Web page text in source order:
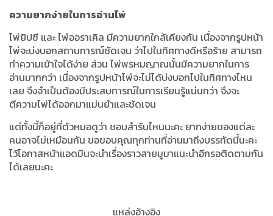
ความยากง่ายในการอ่านไพ่
ไพ่ยิปซี และ ไพ่ออราเคิล มีความยากใกล้เคียงกัน เนื่องจากรูปหน้า
ไพ่จะบ่งบอกสถานการณ์ชัดเจน ว่าไปในทิศทางดีหรือร้าย สามารถ
ทำความเข้าใจได้ง่าย ส่วน ไพ่พรหมญาณนั้นมีความยากในการ
อ่านมากกว่า เนื่องจากรูปหน้าไพ่จะไม่ได้บ่งบอกไปในทิศทางไหน
เลย จึงจำเป็นต้องมีประสบการณ์ในการเรียนรู้แน่นกว่า จึงจะ
ตีความไพ่ได้ออกมาแม่นยำและชัดเจน
แต่ทั้งนี้ก็อยู่ที่ตัวหมอดูว่า ชอบสำรับไหนนะคะ ยากง่ายของแต่ละ
คนอาจไม่เหมือนกัน ขอขอบคุณทุกท่านที่อ่านมาถึงบรรทัดนี้นะคะ
ไว้โอกาสหน้าแอดมินจะนำเรื่องราวสายมูมาแนะนำอีกรอติดตามกัน
ได้เลยนะคะ
แหล่งอ้างอิง